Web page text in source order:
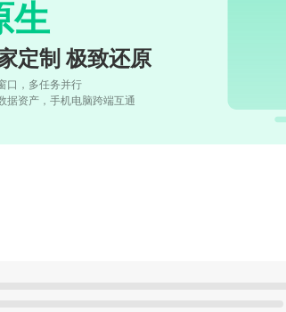
生
定制 极致还原
口，多任务并行
据资产，手机电脑跨端互通